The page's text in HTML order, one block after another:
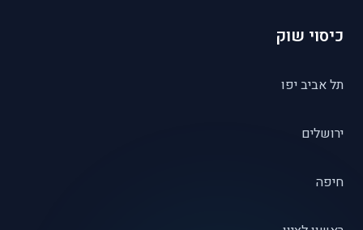
כיסוי שוק
תל אביב יפו
ירושלים
חיפה